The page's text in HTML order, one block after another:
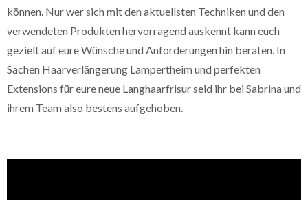
können. Nur wer sich mit den aktuellsten Techniken und den
verwendeten Produkten hervorragend auskennt kann euch
gezielt auf eure Wünsche und Anforderungen hin beraten. In
Sachen Haarverlängerung Lampertheim und perfekten
Extensions für eure neue Langhaarfrisur seid ihr bei Sabrina und
ihrem Team also bestens aufgehoben.